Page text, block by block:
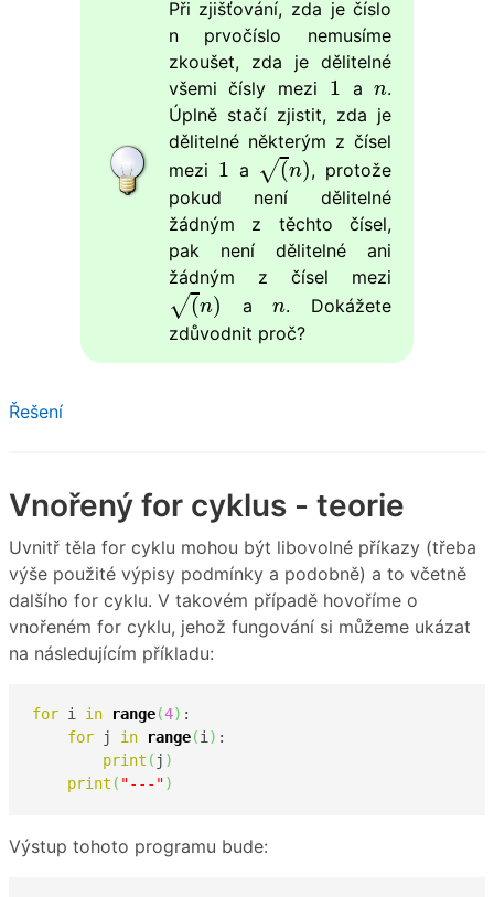
Při zjišťování, zda je číslo
n prvočíslo nemusíme
zkoušet, zda je dělitelné
všemi čísly mezi 1
1 an
n.
Úplně stačí zjistit, zda je
dělitelné některým z čísel
mezi 1
1 a √(n)
(n)
, protože
pokud není dělitelné
žádným z těchto čísel,
pak není dělitelné ani
žádným z čísel mezi
√(n)
(n)
an
n. Dokážete
zdůvodnit proč?
Řešení
Vnořený for cyklus - teorie
Uvnitř těla for cyklu mohou být libovolné příkazy (třeba
výše použité výpisy podmínky a podobně) a to včetně
dalšího for cyklu. V takovém případě hovoříme o
vnořeném for cyklu, jehož fungování si můžeme ukázat
na následujícím příkladu:
for i in range(4) :
for j in range(i) :
print ( j )
print ( "---")
Výstup tohoto programu bude: